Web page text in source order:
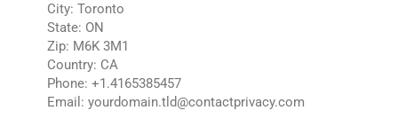
City: Toronto
State: ON
Zip: M6K 3M1
Country: CA
Phone: +1.4165385457
Email: yourdomain.tld@contactprivacy.com